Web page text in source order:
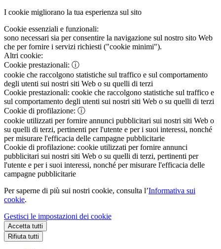
I cookie migliorano la tua esperienza sul sito
Cookie essenziali e funzionali:
sono necessari sia per consentire la navigazione sul nostro sito Web
che per fornire i servizi richiesti ("cookie minimi").
Altri cookie:
Cookie prestazionali: ⓘ
cookie che raccolgono statistiche sul traffico e sul comportamento
degli utenti sui nostri siti Web o su quelli di terzi
Cookie prestazionali: cookie che raccolgono statistiche sul traffico e
sul comportamento degli utenti sui nostri siti Web o su quelli di terzi
Cookie di profilazione: ⓘ
cookie utilizzati per fornire annunci pubblicitari sui nostri siti Web o
su quelli di terzi, pertinenti per l'utente e per i suoi interessi, nonché
per misurare l'efficacia delle campagne pubblicitarie
Cookie di profilazione: cookie utilizzati per fornire annunci
pubblicitari sui nostri siti Web o su quelli di terzi, pertinenti per
l'utente e per i suoi interessi, nonché per misurare l'efficacia delle
campagne pubblicitarie
Per saperne di più sui nostri cookie, consulta l’Informativa sui
cookie.
Gestisci le impostazioni dei cookie
Accetta tutti
Rifiuta tutti